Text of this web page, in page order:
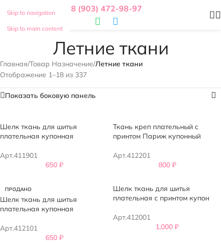
Skip to navigation
Skip to main content
8 (903) 472-98-97
Летние ткани
Главная/Товар Назначение/Летние ткани
Отображение 1–18 из 337
Показать боковую панель
Шелк ткань для шитья
плательная купонная
Арт.411901
650 ₽
Ткань креп плательный с
принтом Париж купонный
Арт.412201
800 ₽
ПРОДАНО
Шелк ткань для шитья
плательная купонная
Арт.412101
650 ₽
Шелк ткань для шитья
плательная с принтом купон
Арт.412001
1,000 ₽